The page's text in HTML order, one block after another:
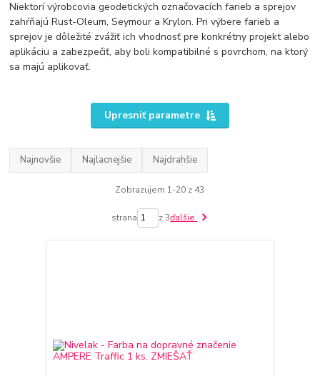
Niektorí výrobcovia geodetických označovacích farieb a sprejov
zahŕňajú Rust-Oleum, Seymour a Krylon. Pri výbere farieb a
sprejov je dôležité zvážiť ich vhodnosť pre konkrétny projekt alebo
aplikáciu a zabezpečiť, aby boli kompatibilné s povrchom, na ktorý
sa majú aplikovať.
Upresniť parametre
Najnovšie Najlacnejšie Najdrahšie
Zobrazujem 1-20 z 43
strana z 3ďalšie